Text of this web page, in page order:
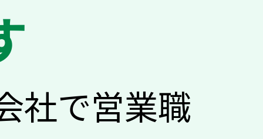
社で営業職